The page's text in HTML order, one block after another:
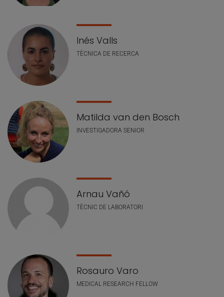
Inés Valls
TÈCNICA DE RECERCA
Matilda van den Bosch
INVESTIGADORA SENIOR
Arnau Vañó
TÈCNIC DE LABORATORI
Rosauro Varo
MEDICAL RESEARCH FELLOW